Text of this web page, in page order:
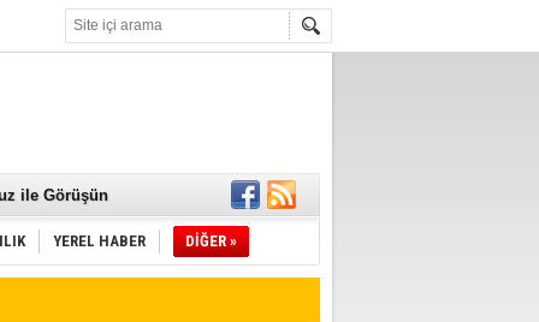
YEREL HABER DİĞER »